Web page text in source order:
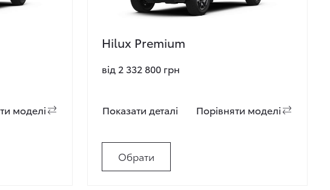
моделi
Hilux Premium
від 2 332 800 грн
Показати деталi Порiвняти моделi
Обрати